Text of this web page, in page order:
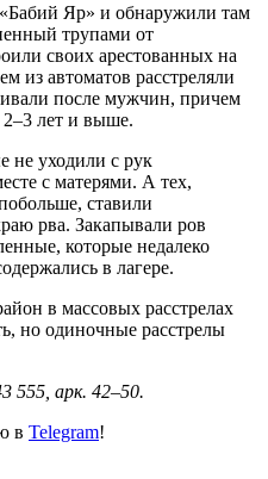
Яр» и обнаружили там
трупами от
своих арестованных на
из автоматов расстреляли
после мужчин, причем
2–3 лет и выше.
не уходили с рук
с матерями. А тех,
ставили
рва. Закапывали ров
которые недалеко
в лагере.
в массовых расстрелах
но одиночные расстрелы
555, арк. 42–50.
в Telegram!